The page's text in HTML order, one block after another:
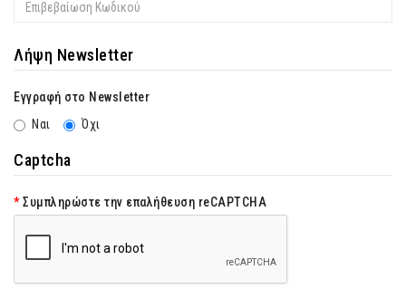
Λήψη Newsletter
Εγγραφή στο Newsletter
Ναι
Όχι
Captcha
Συμπληρώστε την επαλήθευση reCAPTCHA